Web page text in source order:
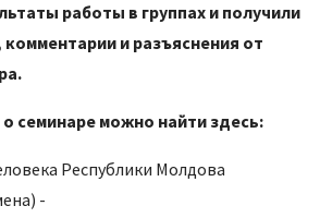
работы в группах и получили
и разъяснения от
семинаре можно найти здесь:
Республики Молдова
-